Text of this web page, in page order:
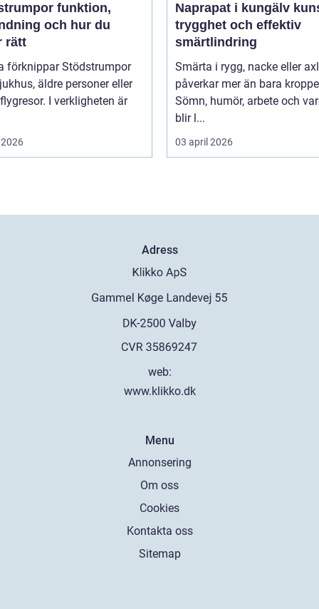
funktion,
och hur du
rätt
förknippar Stödstrumpor
äldre personer eller
I verkligheten är
Naprapat i kungälv kunskap,
trygghet och effektiv
smärtlindring
Smärta i rygg, nacke eller
påverkar mer än bara
Sömn, humör, arbete och
blir l...
03 april 2026
Adress
web:
www.klikko.dk
Menu
Annonsering
Om oss
Cookies
Kontakta oss
Sitemap